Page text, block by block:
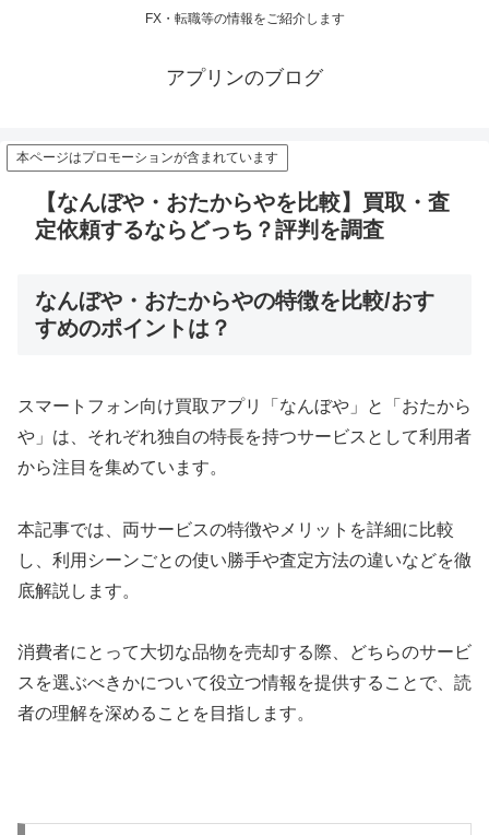
FX・転職等の情報をご紹介します
アプリンのブログ
本ページはプロモーションが含まれています
【なんぼや・おたからやを比較】買取・査
定依頼するならどっち？評判を調査
なんぼや・おたからやの特徴を比較/おす
すめのポイントは？
スマートフォン向け買取アプリ「なんぼや」と「おたから
や」は、それぞれ独自の特長を持つサービスとして利用者
から注目を集めています。
本記事では、両サービスの特徴やメリットを詳細に比較
し、利用シーンごとの使い勝手や査定方法の違いなどを徹
底解説します。
消費者にとって大切な品物を売却する際、どちらのサービ
スを選ぶべきかについて役立つ情報を提供することで、読
者の理解を深めることを目指します。